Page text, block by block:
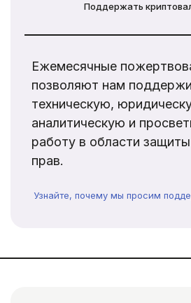
Поддержать
Ежемесячные
позволяют нам
техническую,
аналитическую и
работу в области
прав.
Узнайте, почему мы просим